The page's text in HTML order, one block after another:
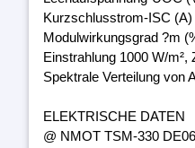
Kurzschlusstrom-ISC (A)
Modulwirkungsgrad ?m
Einstrahlung 1000 W/m²,
Spektrale Verteilung von
ELEKTRISCHE DATEN
@ NMOT TSM-330